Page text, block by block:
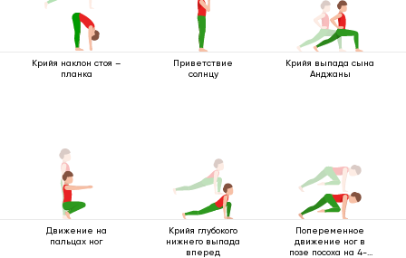
Крийя наклон стоя –
планка
Приветствие
солнцу
Крийя выпада сына
Анджаны
Движение на
пальцах ног
Крийя глубокого
нижнего выпада
вперед
Попеременное
движение ног в
позе посоха на 4-х